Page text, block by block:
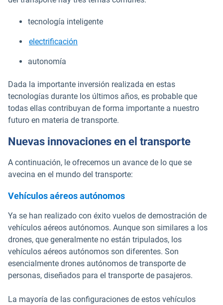
tecnología inteligente
electrificación
autonomía
Dada la importante inversión realizada en estas
tecnologías durante los últimos años, es probable que
todas ellas contribuyan de forma importante a nuestro
futuro en materia de transporte.
Nuevas innovaciones en el transporte
A continuación, le ofrecemos un avance de lo que se
avecina en el mundo del transporte:
Vehículos aéreos autónomos
Ya se han realizado con éxito vuelos de demostración de
vehículos aéreos autónomos. Aunque son similares a los
drones, que generalmente no están tripulados, los
vehículos aéreos autónomos son diferentes. Son
esencialmente drones autónomos de transporte de
personas, diseñados para el transporte de pasajeros.
La mayoría de las configuraciones de estos vehículos